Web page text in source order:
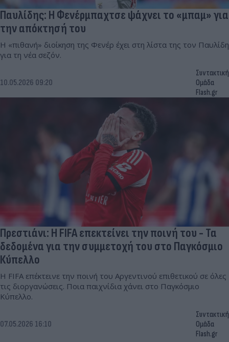
Παυλίδης: Η Φενέρμπαχτσε ψάχνει το «μπαμ» για
την απόκτησή του
Η «πιθανή» διοίκηση της Φενέρ έχει στη λίστα της τον Παυλίδη
για τη νέα σεζόν.
10.05.2026 09:20
Συντακτική
Ομάδα
Flash.gr
Πρεστιάνι: Η FIFA επεκτείνει την ποινή του - Τα
δεδομένα για την συμμετοχή του στο Παγκόσμιο
Κύπελλο
Η FIFA επέκτεινε την ποινή του Αργεντινού επιθετικού σε όλες
τις διοργανώσεις. Ποια παιχνίδια χάνει στο Παγκόσμιο
Κύπελλο.
07.05.2026 16:10
Συντακτική
Ομάδα
Flash.gr